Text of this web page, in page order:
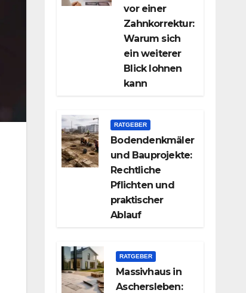
vor einer
Zahnkorrektur:
Warum sich
ein weiterer
Blick lohnen
kann
RATGEBER
Bodendenkmäler
und Bauprojekte:
Rechtliche
Pflichten und
praktischer
Ablauf
RATGEBER
Massivhaus in
Aschersleben: